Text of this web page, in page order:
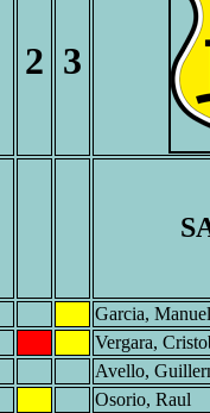
2 3
Garcia, Manuel
Vergara,
Avello,
Osorio, Raul